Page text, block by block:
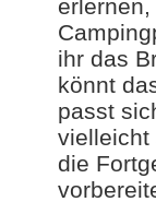
ihr das
könnt
passt
vielleicht
die